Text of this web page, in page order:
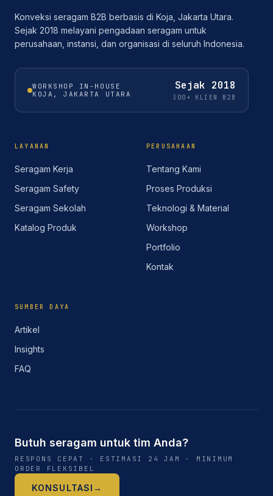
Konveksi seragam B2B berbasis di Koja, Jakarta Utara.
Sejak 2018 melayani pengadaan seragam untuk
perusahaan, instansi, dan organisasi di seluruh Indonesia.
WORKSHOP IN-HOUSE
KOJA, JAKARTA UTARA
Sejak 2018
300+ KLIEN B2B
LAYANAN
Seragam Kerja
Seragam Safety
Seragam Sekolah
Katalog Produk
PERUSAHAAN
Tentang Kami
Proses Produksi
Teknologi & Material
Workshop
Portfolio
Kontak
SUMBER DAYA
Artikel
Insights
FAQ
Butuh seragam untuk tim Anda?
RESPONS CEPAT · ESTIMASI 24 JAM · MINIMUM
ORDER FLEKSIBEL
KONSULTASI →